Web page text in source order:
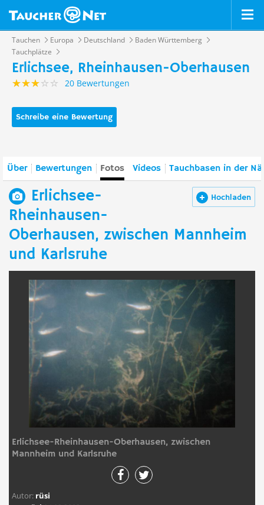
Tauchen Europa Deutschland
Baden Württemberg
Tauchplätze
Erlichsee, Rheinhausen-Oberhausen
20 Bewertungen
Schreibe eine Bewertung
Über Bewertungen Fotos Videos Tauchbasen in der
Hochladen
Erlichsee-
Rheinhausen-
Oberhausen, zwischen Mannheim
und Karlsruhe
Erlichsee-Rheinhausen-Oberhausen, zwischen
Mannheim und Karlsruhe
Autor: rüsi